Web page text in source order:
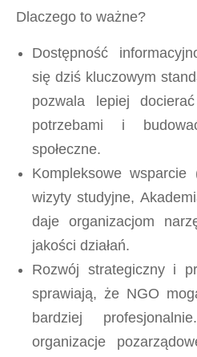
Dlaczego to ważne?
Dostępność
się dziś kluczowym
pozwala lepiej
potrzebami i
społeczne.
Kompleksowe wsparcie
wizyty studyjne,
daje organizacjom
jakości działań.
Rozwój strategiczny i
sprawiają, że NGO
bardziej
organizacje